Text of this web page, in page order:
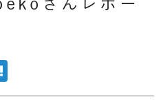
さんレポー